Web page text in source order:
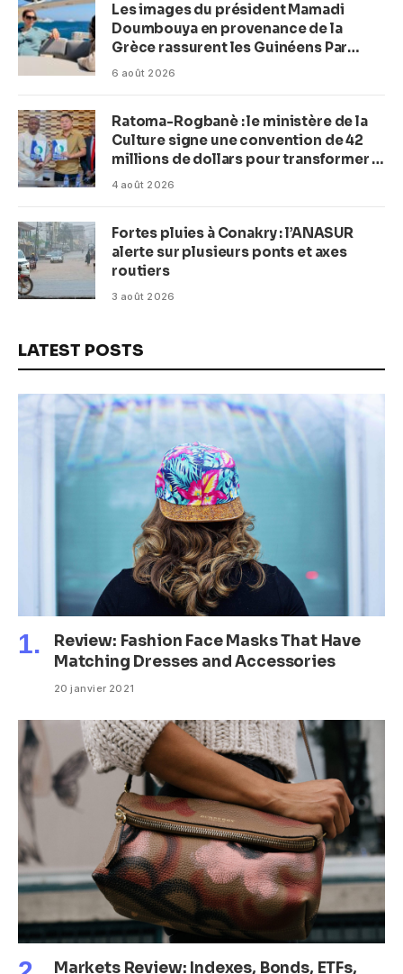
Les images du président Mamadi
Doumbouya en provenance de la
Grèce rassurent les Guinéens Par
(Macka Baldé)
6 août 2026
Ratoma-Rogbanè : le ministère de la
Culture signe une convention de 42
millions de dollars pour transformer la
plage en complexe balnéaire
4 août 2026
Fortes pluies à Conakry : l’ANASUR
alerte sur plusieurs ponts et axes
routiers
3 août 2026
LATEST POSTS
Review: Fashion Face Masks That Have
Matching Dresses and Accessories
20 janvier 2021
Markets Review: Indexes, Bonds, ETFs,